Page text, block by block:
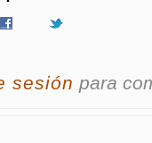
sesión para